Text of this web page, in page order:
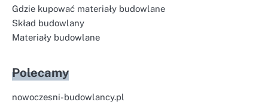
Gdzie kupować materiały budowlane
Skład budowlany
Materiały budowlane
Polecamy
nowoczesni-budowlancy.pl